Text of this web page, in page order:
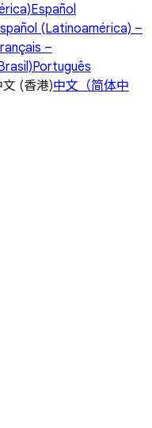
Español
(Latinoamérica) –
–
Português
文 (香港)中文（简体中